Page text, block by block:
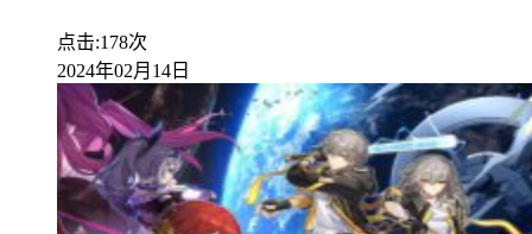
点击:178次
2024年02月14日